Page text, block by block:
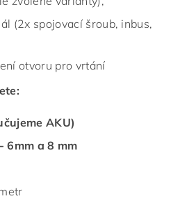
(2x spojovací šroub, inbus,
otvoru pro vrtání
AKU)
6mm a 8 mm